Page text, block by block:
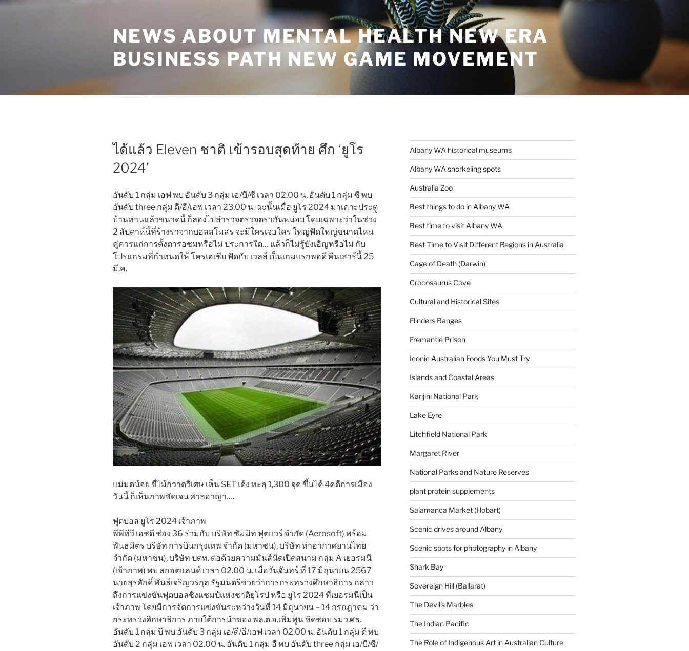
Skip
NEWS ABOUT MENTAL HEALTH NEW ERA
BUSINESS PATH NEW GAME MOVEMENT
ได้แล้ว Eleven ชาติ เข้ารอบสุดท้าย ศึก ‘ยูโร
2024’
อันดับ 1 กลุ่ม เอฟ พบ อันดับ 3 กลุ่ม เอ/บี/ซี เวลา 02.00 น. อันดับ 1 กลุ่ม ซี พบ
อันดับ three กลุ่ม ดี/อี/เอฟ เวลา 23.00 น. ฉะนั้นเมื่อ ยูโร 2024 มาเคาะประตู
บ้านท่านแล้วขนาดนี้ ก็ลองไปสำรวจตรวจตรากันหน่อย โดยเฉพาะว่าในช่วง
2 สัปดาห์นี้ที่ร้างราจากบอลสโมสร จะมีใครเจอใคร ใหญ่ฟัดใหญ่ขนาดไหน
คู่ควรแก่การตั้งตารอชมหรือไม่ ประการใด… แล้วก็ไม่รู้บังเอิญหรือไม่ กับ
โปรแกรมที่กำหนดให้ โครเอเชีย ฟัดกับ เวลส์ เป็นเกมแรกพอดี คืนเสาร์นี้ 25
มี.ค.
แม่มดน้อย ขี่ไม้กวาดวิเศษ เห็น SET เด้ง ทะลุ 1,300 จุด ขึ้นได้ 4คดีการเมือง
วันนี้ ก็เห็นภาพชัดเจน ศาลอาญา….
ฟุตบอล ยูโร 2024 เจ้าภาพ
พีพีทีวี เอชดี ช่อง 36 ร่วมกับ บริษัท ซัมมิท ฟุตแวร์ จำกัด (Aerosoft) พร้อม
พันธมิตร บริษัท การบินกรุงเทพ จำกัด (มหาชน), บริษัท ท่าอากาศยานไทย
จำกัด (มหาชน), บริษัท ปตท. ต่อด้วยความมันส์นัดเปิดสนาม กลุ่ม A เยอรมนี
(เจ้าภาพ) พบ สกอตแลนด์ เวลา 02.00 น. เมื่อวันจันทร์ ที่ 17 มิถุนายน 2567
นายสุรศักดิ์ พันธ์เจริญวรกุล รัฐมนตรีช่วยว่าการกระทรวงศึกษาธิการ กล่าว
ถึงการแข่งขันฟุตบอลชิงแชมป์แห่งชาติยุโรป หรือ ยูโร 2024 ที่เยอรมนีเป็น
เจ้าภาพ โดยมีการจัดการแข่งขันระหว่างวันที่ 14 มิถุนายน – 14 กรกฎาคม ว่า
กระทรวงศึกษาธิการ ภายใต้การนำของ พล.ต.อ.เพิ่มพูน ชิดชอบ รมว.ศธ.
อันดับ 1 กลุ่ม บี พบ อันดับ 3 กลุ่ม เอ/ดี/อี/เอฟ เวลา 02.00 น. อันดับ 1 กลุ่ม ดี พบ
อันดับ 2 กลุ่ม เอฟ เวลา 02.00 น. อันดับ 1 กลุ่ม อี พบ อันดับ three กลุ่ม เอ/บี/ซี/
Albany WA historical museums
Albany WA snorkeling spots
Australia Zoo
Best things to do in Albany WA
Best time to visit Albany WA
Best Time to Visit Different Regions in Australia
Cage of Death (Darwin)
Crocosaurus Cove
Cultural and Historical Sites
Flinders Ranges
Fremantle Prison
Iconic Australian Foods You Must Try
Islands and Coastal Areas
Karijini National Park
Lake Eyre
Litchfield National Park
Margaret River
National Parks and Nature Reserves
plant protein supplements
Salamanca Market (Hobart)
Scenic drives around Albany
Scenic spots for photography in Albany
Shark Bay
Sovereign Hill (Ballarat)
The Devil's Marbles
The Indian Pacific
The Role of Indigenous Art in Australian Culture